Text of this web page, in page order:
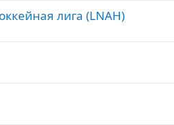
лига (LNAH)